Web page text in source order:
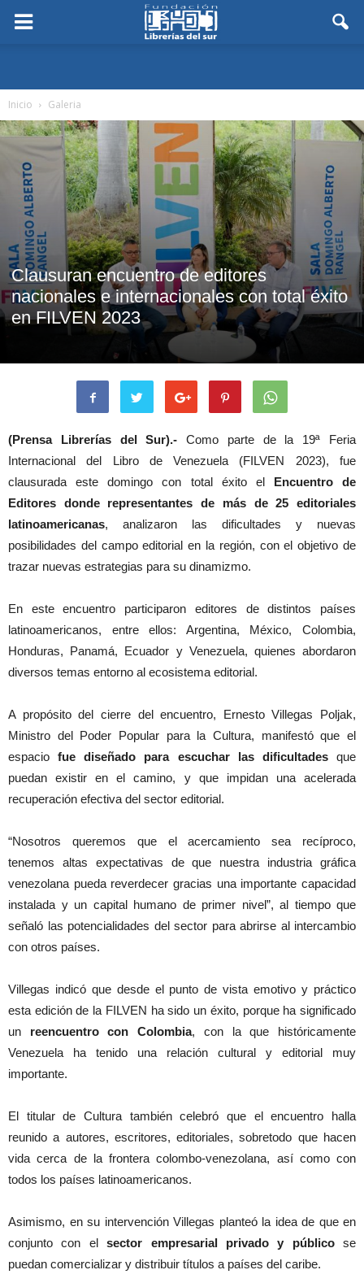
Inicio Galeria
Clausuran encuentro de editores
nacionales e internacionales con total éxito
en FILVEN 2023
(Prensa Librerías del Sur).-Como parte de la 19ª Feria
Internacional del Libro de Venezuela (FILVEN 2023), fue
clausurada este domingo con total éxito el Encuentro de
Editores donde representantes de más de 25 editoriales
latinoamericanas, analizaron las dificultades y nuevas
posibilidades del campo editorial en la región, con el objetivo de
trazar nuevas estrategias para su dinamizmo.
En este encuentro participaron editores de distintos países
latinoamericanos, entre ellos: Argentina, México, Colombia,
Honduras, Panamá, Ecuador y Venezuela, quienes abordaron
diversos temas entorno al ecosistema editorial.
A propósito del cierre del encuentro, Ernesto Villegas Poljak,
Ministro del Poder Popular para la Cultura, manifestó que el
espaciofue diseñado para escuchar las dificultadesque
puedan existir en el camino, y que impidan una acelerada
recuperación efectiva del sector editorial.
“Nosotros queremos que el acercamiento sea recíproco,
tenemos altas expectativas de que nuestra industria gráfica
venezolana pueda reverdecer gracias una importante capacidad
instalada y un capital humano de primer nivel”, al tiempo que
señaló las potencialidades del sector para abrirse al intercambio
con otros países.
Villegas indicó que desde el punto de vista emotivo y práctico
esta edición de la FILVEN ha sido un éxito, porque ha significado
un reencuentro con Colombia, con la que históricamente
Venezuela ha tenido una relación cultural y editorial muy
importante.
El titular de Cultura también celebró que el encuentro halla
reunido a autores, escritores, editoriales, sobretodo que hacen
vida cerca de la frontera colombo-venezolana, así como con
todos los países latinoamericanos.
Asimismo, en su intervención Villegas planteó la idea de que en
conjunto con elsector empresarial privado y públicose
puedan comercializar y distribuir títulos a países del caribe.